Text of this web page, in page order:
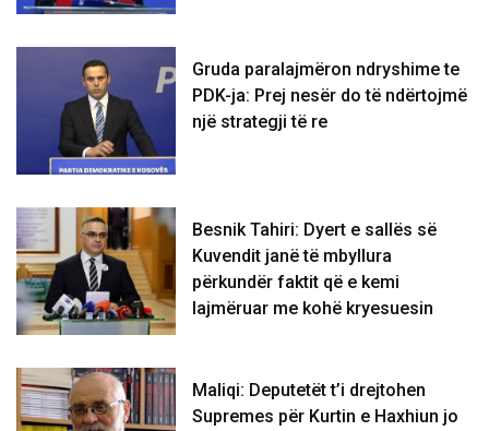
Gruda paralajmëron ndryshime te
PDK-ja: Prej nesër do të ndërtojmë
një strategji të re
Besnik Tahiri: Dyert e sallës së
Kuvendit janë të mbyllura
përkundër faktit që e kemi
lajmëruar me kohë kryesuesin
Maliqi: Deputetët t’i drejtohen
Supremes për Kurtin e Haxhiun jo